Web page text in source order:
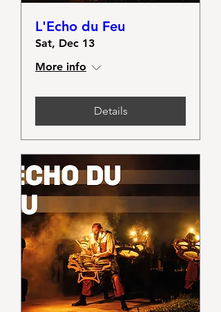
L'Echo du Feu
Sat, Dec 13
More info
Details